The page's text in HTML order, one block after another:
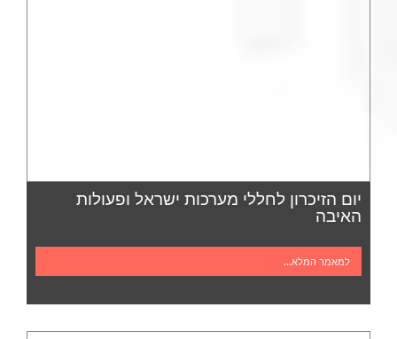
יום הזיכרון לחללי מערכות ישראל ופעולות
האיבה
למאמר המלא...